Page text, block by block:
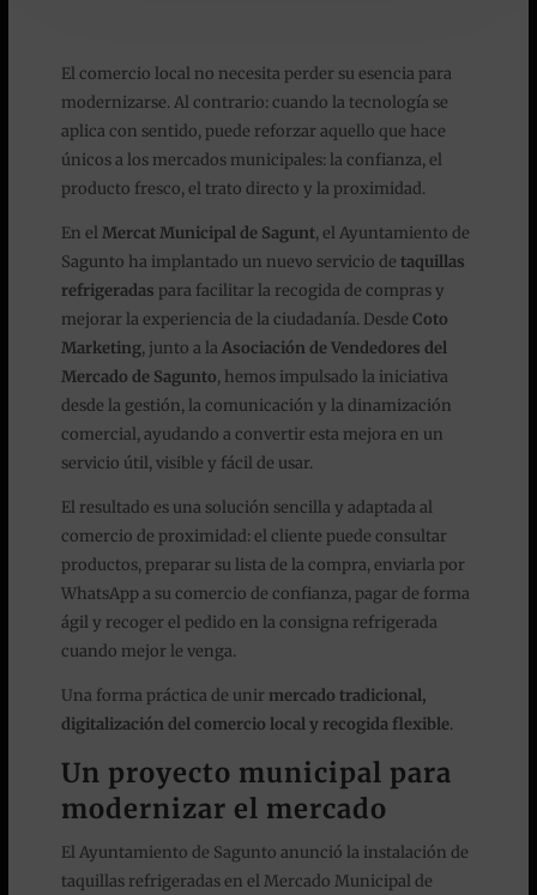
El comercio local no necesita perder su esencia para
modernizarse. Al contrario: cuando la tecnología se
aplica con sentido, puede reforzar aquello que hace
únicos a los mercados municipales: la confianza, el
producto fresco, el trato directo y la proximidad.
En elMercat Municipal de Sagunt, el Ayuntamiento de
Sagunto ha implantado un nuevo servicio de taquillas
refrigeradas para facilitar la recogida de compras y
mejorar la experiencia de la ciudadanía. Desde Coto
Marketing, junto a la Asociación de Vendedores del
Mercado de Sagunto, hemos impulsado la iniciativa
desde la gestión, la comunicación y la dinamización
comercial, ayudando a convertir esta mejora en un
servicio útil, visible y fácil de usar.
El resultado es una solución sencilla y adaptada al
comercio de proximidad: el cliente puede consultar
productos, preparar su lista de la compra, enviarla por
WhatsApp a su comercio de confianza, pagar de forma
ágil y recoger el pedido en la consigna refrigerada
cuando mejor le venga.
Una forma práctica de unir mercado tradicional,
digitalización del comercio local y recogida flexible.
Un proyecto municipal para
modernizar el mercado
El Ayuntamiento de Sagunto anunció la instalación de
taquillas refrigeradas en el Mercado Municipal de